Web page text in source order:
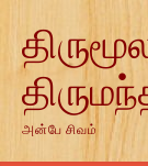
content
அன்பே சிவம்